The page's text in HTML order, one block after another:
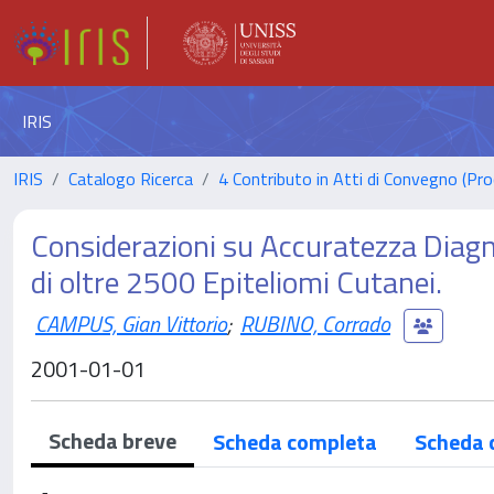
IRIS
IRIS Catalogo Ricerca 4 Contributo in Atti di Convegno
Considerazioni su Accuratezza
di oltre 2500 Epiteliomi Cutanei.
CAMPUS, Gian Vittorio; RUBINO, Corrado
2001-01-01
Scheda breve Scheda completa Scheda